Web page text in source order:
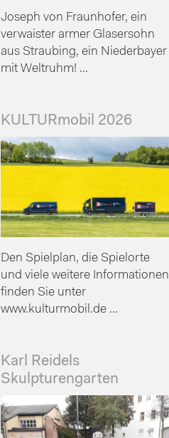
Joseph von Fraunhofer, ein
verwaister armer Glasersohn
aus Straubing, ein Niederbayer
mit Weltruhm! ...
KULTURmobil 2026
Den Spielplan, die Spielorte
und viele weitere Informationen
finden Sie unter
www.kulturmobil.de ...
Karl Reidels
Skulpturengarten